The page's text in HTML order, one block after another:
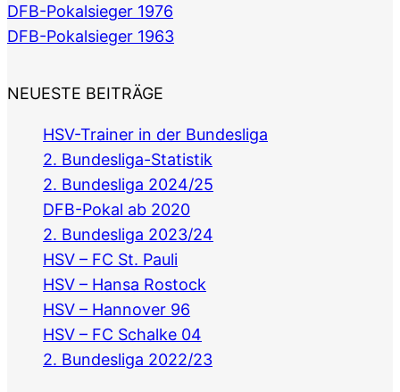
DFB-Pokalsieger 1976
DFB-Pokalsieger 1963
NEUESTE BEITRÄGE
HSV-Trainer in der Bundesliga
2. Bundesliga-Statistik
2. Bundesliga 2024/25
DFB-Pokal ab 2020
2. Bundesliga 2023/24
HSV – FC St. Pauli
HSV – Hansa Rostock
HSV – Hannover 96
HSV – FC Schalke 04
2. Bundesliga 2022/23